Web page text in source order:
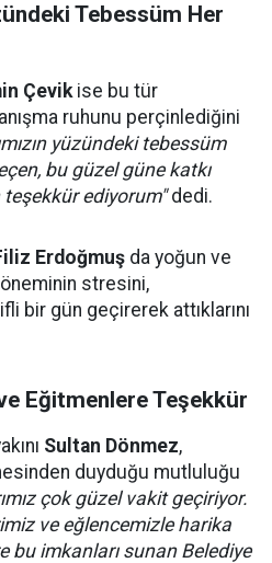
Tebessüm Her
Çevikise bu tür
ruhunu perçinlediğini
yüzündeki tebessüm
bu güzel güne katkı
ediyorum"dedi.
Erdoğmuş da yoğun ve
stresini,
bir gün geçirerek attıklarını
Eğitmenlere Teşekkür
Sultan Dönmez,
duyduğu mutluluğu
çok güzel vakit geçiriyor.
ve eğlencemizle harika
bu imkanları sunan Belediye